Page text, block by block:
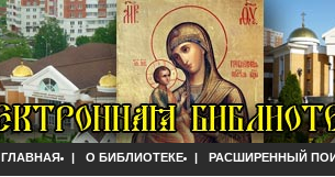
ГЛАВНАЯ | О БИБЛИОТЕКЕ | РАСШИРЕННЫЙ